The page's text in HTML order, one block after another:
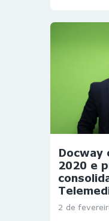
Docway
2020 e
2 de